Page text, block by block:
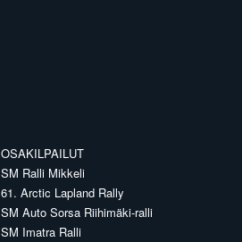
OSAKILPAILUT
SM Ralli Mikkeli
61. Arctic Lapland Rally
SM Auto Sorsa Riihimäki-ralli
SM Imatra Ralli